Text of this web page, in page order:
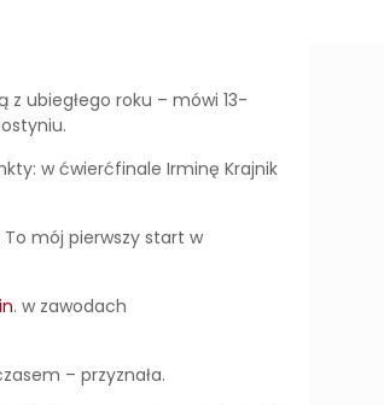
z ubiegłego roku – mówi 13-
w ćwierćfinale Irminę Krajnik
mój pierwszy start w
. w zawodach
– przyznała.